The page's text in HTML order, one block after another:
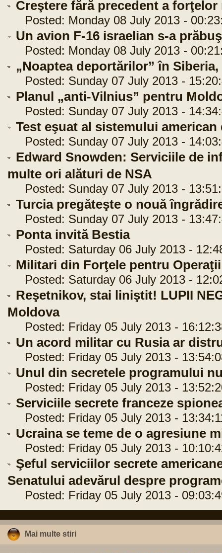
Creştere fără precedent a forţelor
Posted: Monday 08 July 2013 -
Un avion F-16 israelian s-a
Posted: Monday 08 July 2013 -
„Noaptea deportărilor” în
Posted: Sunday 07 July 2013 -
Planul „anti-Vilnius” pentru
Posted: Sunday 07 July 2013 -
Test eşuat al sistemului american
Posted: Sunday 07 July 2013 -
Edward Snowden: Serviciile de
multe ori alături de NSA
Posted: Sunday 07 July 2013 -
Turcia pregăteşte o nouă
Posted: Sunday 07 July 2013 -
Ponta invită Bestia
Posted: Saturday 06 July 2013 -
Militari din Forţele pentru
Posted: Saturday 06 July 2013 -
Reşetnikov, stai liniştit! LUPII
Moldova
Posted: Friday 05 July 2013 -
Un acord militar cu Rusia ar
Posted: Friday 05 July 2013 -
Unul din secretele programului
Posted: Friday 05 July 2013 -
Serviciile secrete franceze
Posted: Friday 05 July 2013 -
Ucraina se teme de o agresiune
Posted: Friday 05 July 2013 -
Şeful serviciilor secrete
Senatului adevărul despre
Posted: Friday 05 July 2013 -
Mai multe stiri